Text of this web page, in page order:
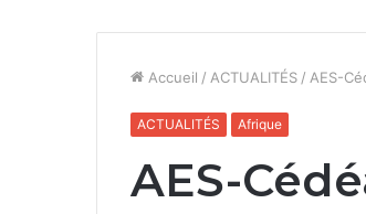
Accueil / ACTUALITÉS / AES-
ACTUALITÉS Afrique
AES-